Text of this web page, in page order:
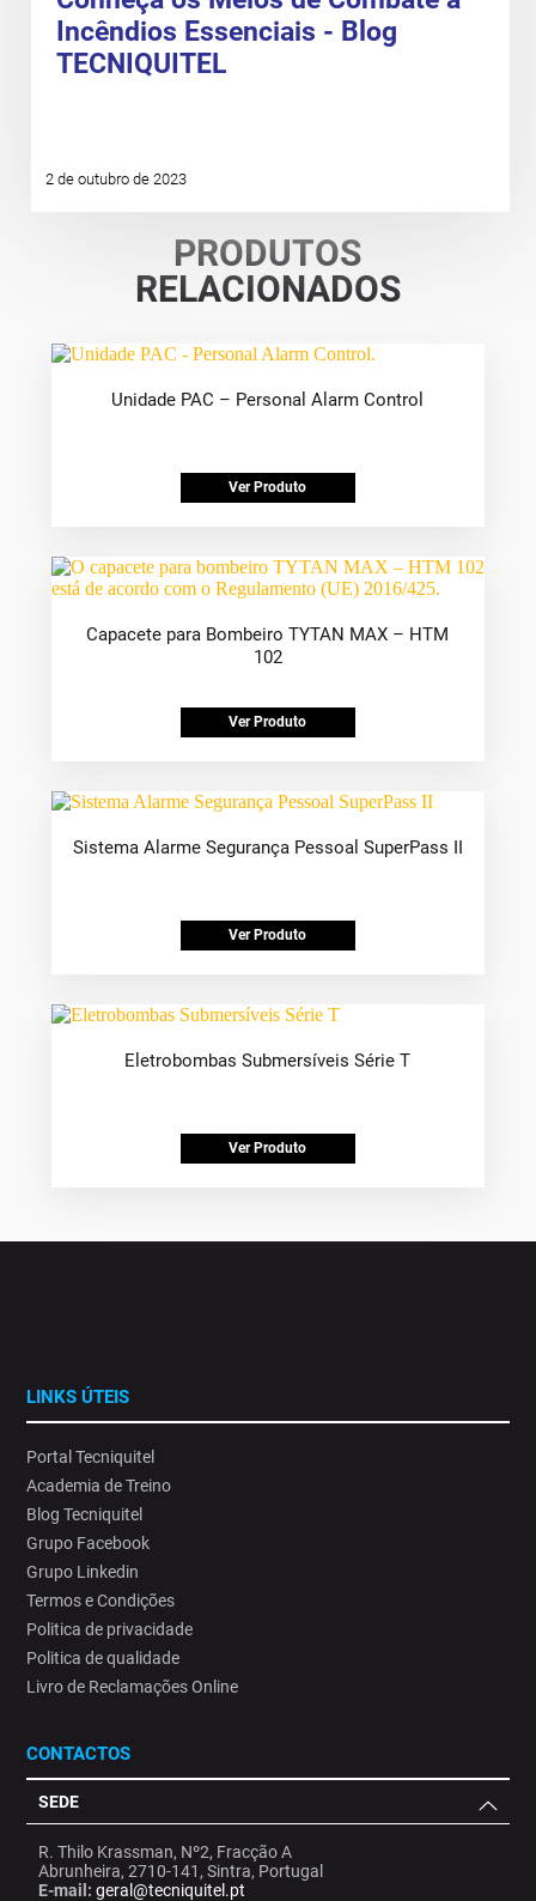
Incêndios Essenciais - Blog
TECNIQUITEL
2 de outubro de 2023
PRODUTOS
RELACIONADOS
Unidade PAC – Personal Alarm Control
Ver Produto
Capacete para Bombeiro TYTAN MAX – HTM
102
Ver Produto
Sistema Alarme Segurança Pessoal SuperPass II
Ver Produto
Eletrobombas Submersíveis Série T
Ver Produto
LINKS ÚTEIS
Portal Tecniquitel
Academia de Treino
Blog Tecniquitel
Grupo Facebook
Grupo Linkedin
Termos e Condições
Politica de privacidade
Politica de qualidade
Livro de Reclamações Online
CONTACTOS
SEDE
R. Thilo Krassman, Nº2, Fracção A
Abrunheira, 2710-141, Sintra, Portugal
E-mail: geral@tecniquitel.pt